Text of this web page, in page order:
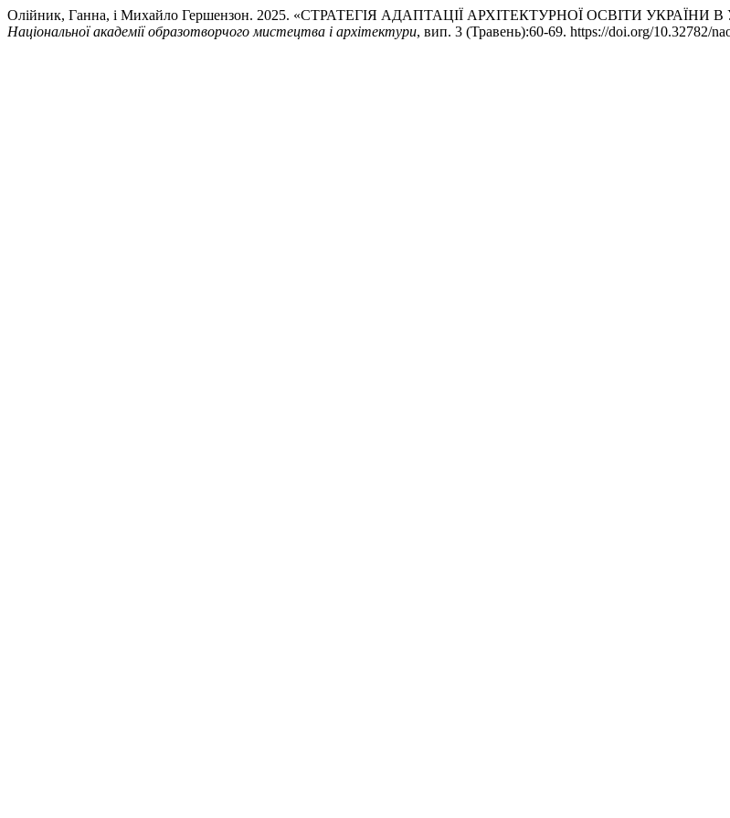
Олійник, Ганна, і Михайло Гершензон. 2025. «СТРАТЕГІЯ АДАПТАЦІЇ АРХІТЕКТУРНОЇ ОСВІТИ
Національної академії образотворчого мистецтва і архітектури, вип. 3 (Травень):60-69. https://doi.org/10.32782/